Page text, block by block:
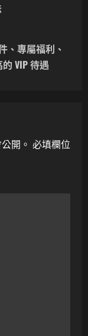
、專屬福利、
VIP 待遇
開。 必填欄位